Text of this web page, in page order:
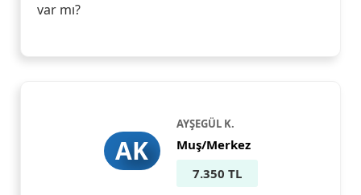
var mı?
AK
AYŞEGÜL K.
Muş/Merkez
7.350 TL